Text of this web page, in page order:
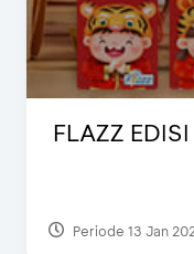
FLAZZ
Periode 13 Jan